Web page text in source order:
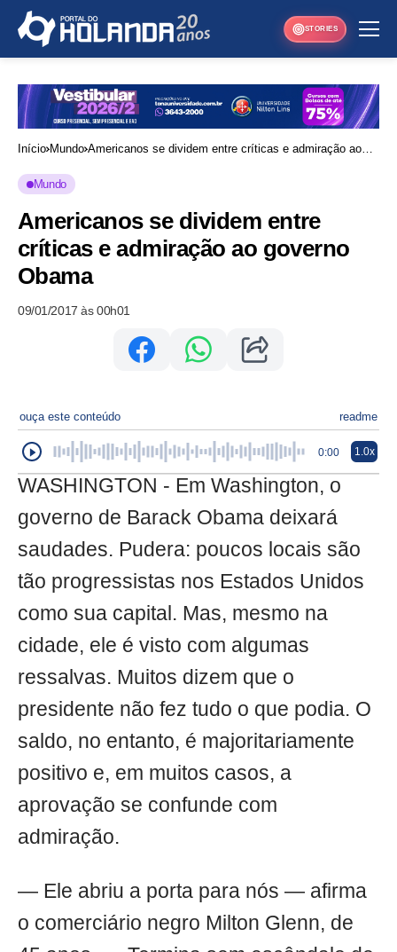
STORIES
Início Mundo Americanos se dividem entre críticas e admiração ao
Mundo
Americanos se dividem entre
críticas e admiração ao governo
Obama
09/01/2017 às 00h01
ouça este conteúdo readme
0:00 1.0x
WASHINGTON - Em Washington, o
governo de Barack Obama deixará
saudades. Pudera: poucos locais são
tão progressistas nos Estados Unidos
como sua capital. Mas, mesmo na
cidade, ele é visto com algumas
ressalvas. Muitos dizem que o
presidente não fez tudo o que podia. O
saldo, no entanto, é majoritariamente
positivo e, em muitos casos, a
aprovação se confunde com
admiração.
— Ele abriu a porta para nós — afirma
o comerciário negro Milton Glenn, de